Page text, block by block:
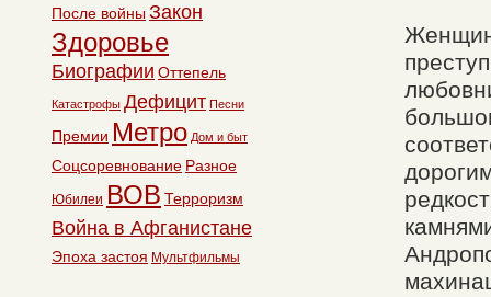
Женщин
После войны Закон
Здоровье
Биографии Оттепель
Катастрофы Дефицит Песни
Премии Метро Дом и быт
Соцсоревнование Разное
Юбилеи ВОВ Терроризм
Война в Афганистане
Эпоха застоя Мультфильмы